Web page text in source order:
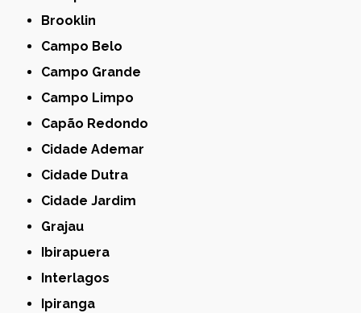
Brooklin
Campo Belo
Campo Grande
Campo Limpo
Capão Redondo
Cidade Ademar
Cidade Dutra
Cidade Jardim
Grajau
Ibirapuera
Interlagos
Ipiranga